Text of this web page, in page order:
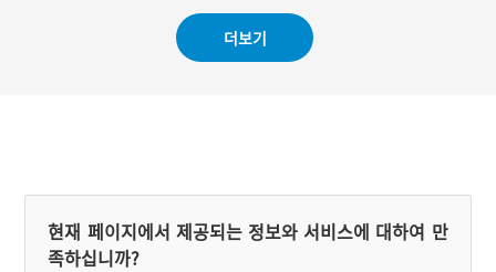
더보기
현재 페이지에서 제공되는 정보와 서비스에 대하여 만
족하십니까?